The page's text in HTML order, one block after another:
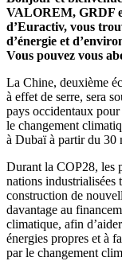
VALOREM, GRDF
d’Euractiv, vous
d’énergie et
Vous pouvez vous
La Chine, deuxième
à effet de serre, sera
pays occidentaux
le changement
à Dubaï à partir du 30
Durant la COP28, les
nations industrialisées
construction de
davantage au
climatique, afin
énergies propres et à
par le changement